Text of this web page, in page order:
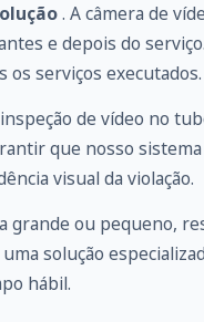
. A câmera de
e depois do
os serviços executados.
de vídeo no
que nosso
visual da violação.
grande ou pequeno,
uma solução
hábil.